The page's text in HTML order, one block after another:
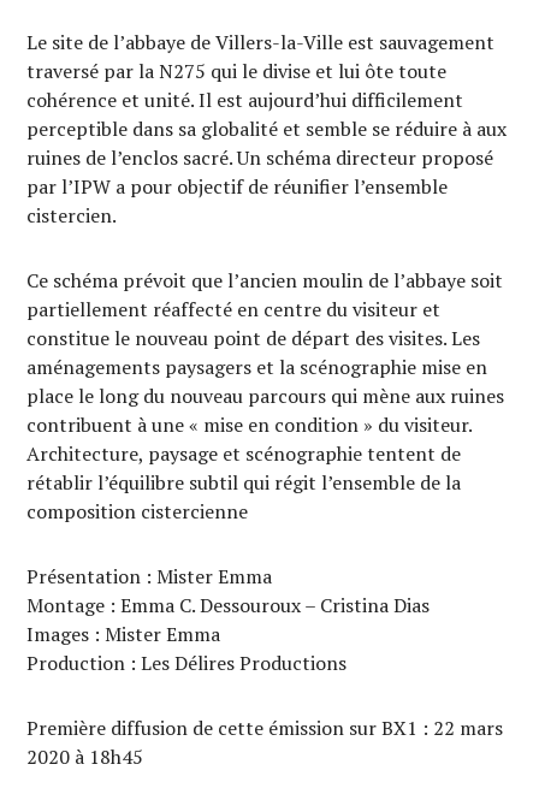
Le site de l’abbaye de Villers-la-Ville est sauvagement
traversé par la N275 qui le divise et lui ôte toute
cohérence et unité. Il est aujourd’hui difficilement
perceptible dans sa globalité et semble se réduire à aux
ruines de l’enclos sacré. Un schéma directeur proposé
par l’IPW a pour objectif de réunifier l’ensemble
cistercien.
Ce schéma prévoit que l’ancien moulin de l’abbaye soit
partiellement réaffecté en centre du visiteur et
constitue le nouveau point de départ des visites. Les
aménagements paysagers et la scénographie mise en
place le long du nouveau parcours qui mène aux ruines
contribuent à une « mise en condition » du visiteur.
Architecture, paysage et scénographie tentent de
rétablir l’équilibre subtil qui régit l’ensemble de la
composition cistercienne
Présentation : Mister Emma
Montage : Emma C. Dessouroux – Cristina Dias
Images : Mister Emma
Production : Les Délires Productions
Première diffusion de cette émission sur BX1 : 22 mars
2020 à 18h45